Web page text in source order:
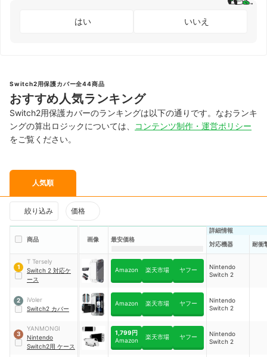
はい いいえ
Switch2用保護カバー全44商品
おすすめ人気ランキング
Switch2用保護カバーのランキングは以下の通りです。なおランキ
ングの算出ロジックについては、
コンテンツ制作・運営ポリシー
をご覧ください。
人気順
絞り込み 価格
商品 画像 最安価格
詳細情報
対応機器
耐衝
1
T Tersely
Switch 2 対応ケ
ース
Amazon 楽天市場 ヤフー
Nintendo
Switch 2
2
iVoler
Switch2 カバー
Amazon 楽天市場 ヤフー
Nintendo
Switch 2
3
YANMONGI
Nintendo
Switch2用 ケース
1,799円
Amazon
楽天市場 ヤフー
Nintendo
Switch 2